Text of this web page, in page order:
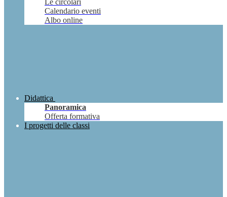
Le circolari
Calendario eventi
Albo online
Didattica
Panoramica
Offerta formativa
I progetti delle classi